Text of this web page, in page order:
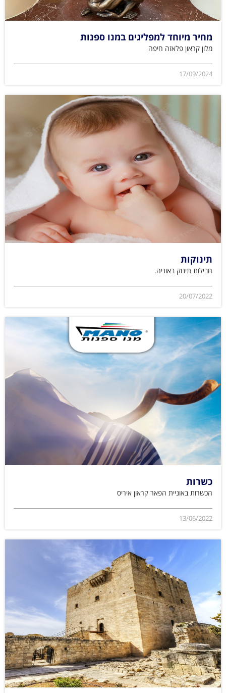
מחיר מיוחד למפליגים במנו ספנות
מלון קראון פלאזה חיפה
17/09/2024
תינוקות
חבילות תינוק באוניה.
20/07/2022
כשרות
הכשרות באוניית הפאר קראון איריס
13/06/2022